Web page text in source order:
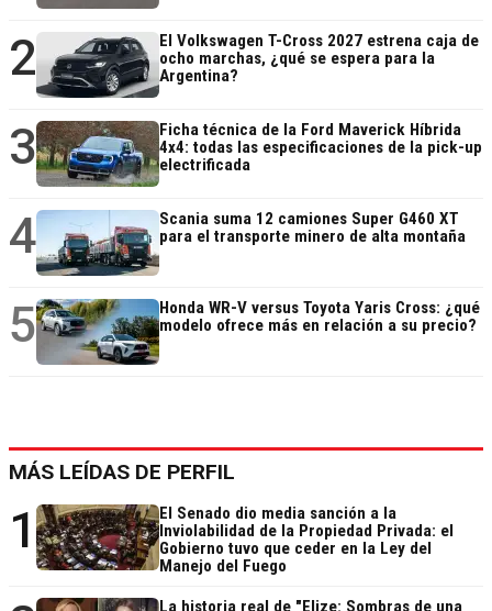
2
El Volkswagen T-Cross 2027 estrena caja de
ocho marchas, ¿qué se espera para la
Argentina?
3
Ficha técnica de la Ford Maverick Híbrida
4x4: todas las especificaciones de la pick-up
electrificada
4
Scania suma 12 camiones Super G460 XT
para el transporte minero de alta montaña
5
Honda WR-V versus Toyota Yaris Cross: ¿qué
modelo ofrece más en relación a su precio?
MÁS LEÍDAS DE PERFIL
1
El Senado dio media sanción a la
Inviolabilidad de la Propiedad Privada: el
Gobierno tuvo que ceder en la Ley del
Manejo del Fuego
La historia real de "Elize: Sombras de una